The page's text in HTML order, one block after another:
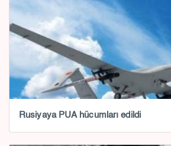
Rusiyaya PUA hücumları edildi